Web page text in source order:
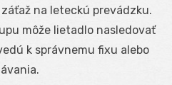
na leteckú prevádzku.
môže lietadlo nasledovať
k správnemu fixu alebo